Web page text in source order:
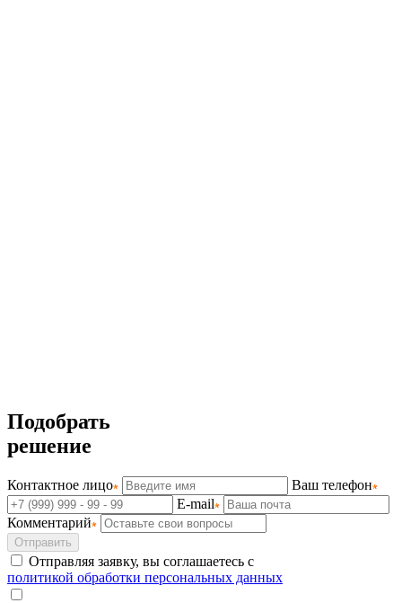
Подобрать
решение
Контактное лицо
Ваш телефон
E-mail
Комментарий
Отправить
Отправляя заявку, вы соглашаетесь с
политикой обработки персональных данных